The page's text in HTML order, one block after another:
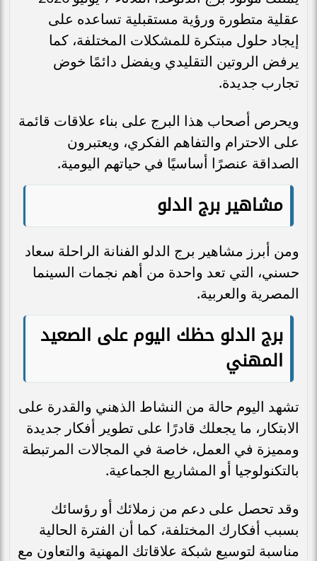
عقلية متطورة ورؤية مستقبلية تساعده على
إيجاد حلول مبتكرة للمشكلات المختلفة، كما
يرفض الروتين التقليدي ويفضل دائمًا خوض
تجارب جديدة.
ويحرص أصحاب هذا البرج على بناء علاقات قائمة
على الاحترام والتفاهم الفكري، ويعتبرون
الصداقة عنصرًا أساسيًا في حياتهم اليومية.
مشاهير برج الدلو
ومن أبرز مشاهير برج الدلو الفنانة الراحلة سعاد
حسني، التي تعد واحدة من أهم نجمات السينما
المصرية والعربية.
برج الدلو حظك اليوم على الصعيد
المهني
تشهد اليوم حالة من النشاط الذهني والقدرة على
الابتكار، ما يجعلك قادرًا على تطوير أفكار جديدة
ومميزة في العمل، خاصة في المجالات المرتبطة
بالتكنولوجيا أو المشاريع الجماعية.
وقد تحصل على دعم من زملائك أو رؤسائك
بسبب أفكارك المختلفة، كما أن الفترة الحالية
مناسبة لتوسيع شبكة علاقاتك المهنية والتعاون مع